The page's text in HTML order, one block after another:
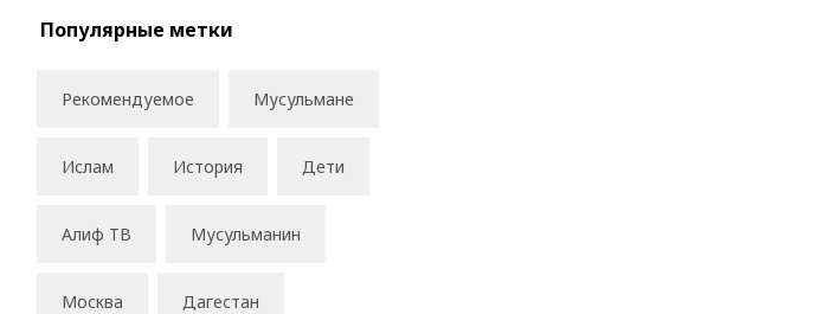
Популярные метки
Рекомендуемое Мусульмане
Ислам История Дети
Алиф ТВ Мусульманин
Москва Дагестан